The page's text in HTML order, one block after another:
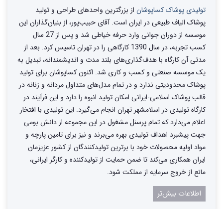
تولیدی پوشاک کساپوشان از بزرگترین واحد‌های طراحی و تولید‌
پوشاک الیاف طبیعی در ایران است. آقای حبیب‌پور، از بنیان‌گذاران این
موسسه از دوران جوانی وارد حرفه خیاطی شد و پس از 27 سال
کسب تجربه، در سال 1390 کارگاهی را در تهران تاسیس کرد. بعد از
مدتی آن کارگاه با هدف‌گذاری‌های بلند مدت و اندیشمندانه، تبدیل به
یک موسسه صنعتی و کسب و کاری شد. اکنون کساپوشان برای تولید
پوشاک محدودیتی ندارد و در تمام مدل‌های متداول مردانه و زنانه در
قالب پوشاک اسلامی-ایرانی امکان تولید انبوه را دارد و این فرآیند در
کارگاه تولیدی در اسلامشهر تهران انجام می‌گیرد. این تولیدی با افتخار
اعلام می‌دارد که تمام پرسنل مشغول در این مجموعه از دانش بومی
جهت پیشبرد اهداف تولیدی بهره می‌برند و نیز برای تامین پارچه و
مواد اولیه محصولات خود با برترین تولیدکنندگان از کشور عزیزمان
ایران همکاری می‌کند تا ضمن حمایت از تولیدکننده و کارگر ایرانی،
مانع از خروج سرمایه از مملکت شود.
اطلاعات بیش‌تر